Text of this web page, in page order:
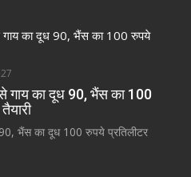
गाय का दूध 90, भैंस का 100
भैंस का दूध 100 रुपये प्रतिलीटर